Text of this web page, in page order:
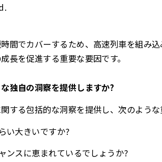
間でカバーするため、高速列車を組み
長を促進する重要な要因です。
独自の洞察を提供しますか?
する包括的な洞察を提供し、次のような
い大きいですか?
ンスに恵まれているでしょうか?